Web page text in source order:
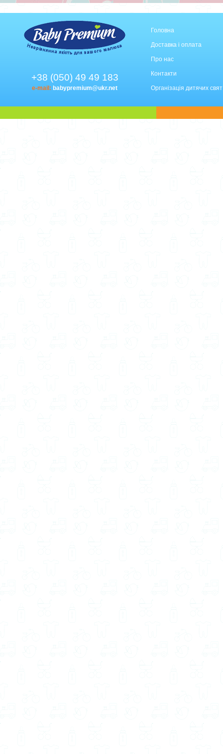
+38 (050) 49 49 183
e-mail: babypremium@ukr.net
Головна
Доставка і оплата
Про нас
Контакти
Організація дитячих свят